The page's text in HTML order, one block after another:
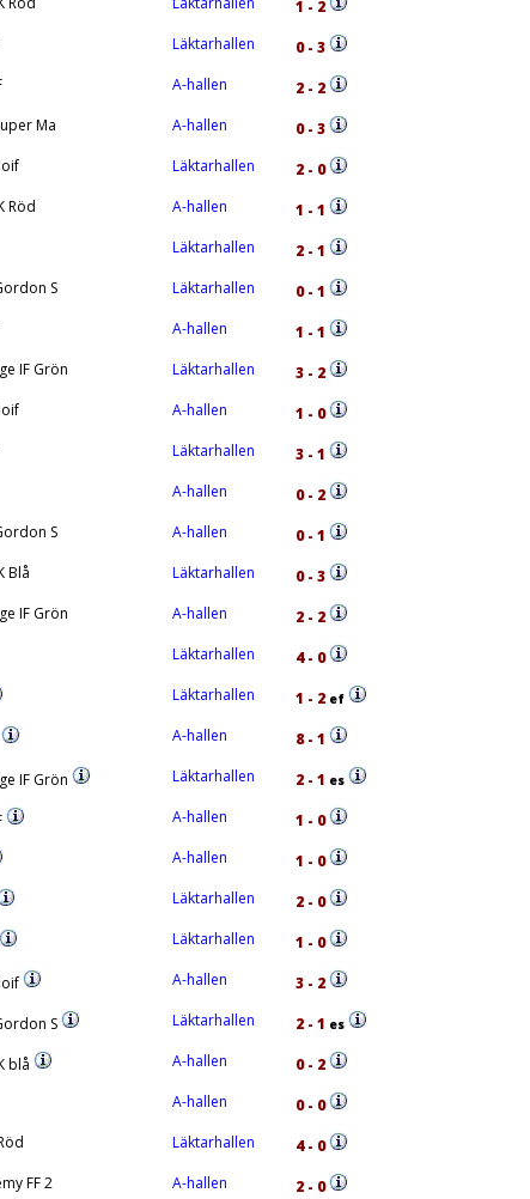
1 - 2
Läktarhallen
0 - 3
A-hallen
2 - 2
Ma A-hallen
0 - 3
Läktarhallen
2 - 0
Röd A-hallen
1 - 1
Läktarhallen
2 - 1
S Läktarhallen
0 - 1
A-hallen
1 - 1
IF Grön Läktarhallen
3 - 2
A-hallen
1 - 0
Läktarhallen
3 - 1
A-hallen
0 - 2
S A-hallen
0 - 1
Blå Läktarhallen
0 - 3
IF Grön A-hallen
2 - 2
Läktarhallen
4 - 0
Läktarhallen 1 - 2 ef
A-hallen
8 - 1
IF Grön Läktarhallen 2 - 1 es
A-hallen
1 - 0
A-hallen
1 - 0
Läktarhallen
2 - 0
Läktarhallen
1 - 0
A-hallen
3 - 2
S Läktarhallen 2 - 1 es
blå A-hallen
0 - 2
A-hallen
0 - 0
Läktarhallen
4 - 0
FF 2 A-hallen
2 - 0